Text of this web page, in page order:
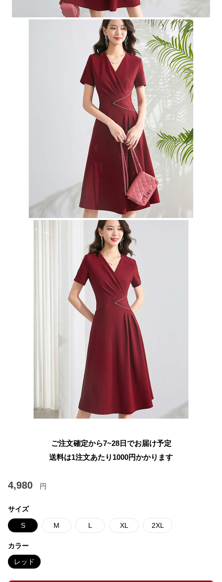
ご注文確定から7~28日でお届け予定
送料は1注文あたり 1000円かかります
4,980 円
サイズ
S M L XL 2XL
カラー
レッド